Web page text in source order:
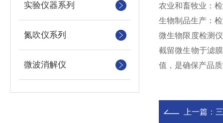
实验仪器系列
氮吹仪系列
微波消解仪
农业和畜牧业：
生物制品生产：
微生物限度检测
截留微生物于滤
值，是确保产品
上一篇：